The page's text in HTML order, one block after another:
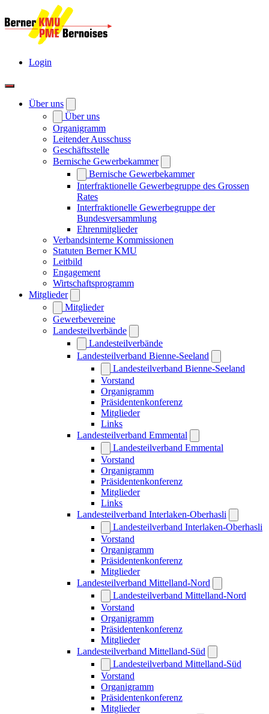
Login
Über uns
Über uns
Organigramm
Leitender Ausschuss
Geschäftsstelle
Bernische Gewerbekammer
Bernische Gewerbekammer
Interfraktionelle Gewerbegruppe des Grossen
Rates
Interfraktionelle Gewerbegruppe der
Bundesversammlung
Ehrenmitglieder
Verbandsinterne Kommissionen
Statuten Berner KMU
Leitbild
Engagement
Wirtschaftsprogramm
Mitglieder
Mitglieder
Gewerbevereine
Landesteilverbände
Landesteilverbände
Landesteilverband Bienne-Seeland
Landesteilverband Bienne-Seeland
Vorstand
Organigramm
Präsidentenkonferenz
Mitglieder
Links
Landesteilverband Emmental
Landesteilverband Emmental
Vorstand
Organigramm
Präsidentenkonferenz
Mitglieder
Links
Landesteilverband Interlaken-Oberhasli
Landesteilverband Interlaken-Oberhasli
Vorstand
Organigramm
Präsidentenkonferenz
Mitglieder
Landesteilverband Mittelland-Nord
Landesteilverband Mittelland-Nord
Vorstand
Organigramm
Präsidentenkonferenz
Mitglieder
Landesteilverband Mittelland-Süd
Landesteilverband Mittelland-Süd
Vorstand
Organigramm
Präsidentenkonferenz
Mitglieder